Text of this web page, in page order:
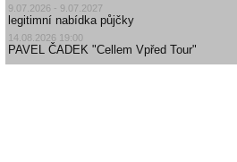
9.07.2026 - 9.07.2027
legitimní nabídka půjčky
14.08.2026 19:00
PAVEL ČADEK "Cellem Vpřed Tour"